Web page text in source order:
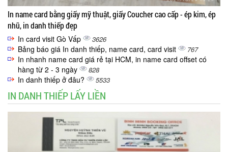
In name card bằng giấy mỹ thuật, giấy Coucher cao cấp - ép kim, ép
nhũ, in danh thiếp đẹp
In card visit Gò Vấp 3626
Bảng báo giá In danh thiếp, name card, card visit 767
In nhanh name card giá rẻ tại HCM, in name card offset có
hàng từ 2 - 3 ngày
828
In danh thiếp ở đâu? 5533
IN DANH THIẾP LẤY LIỀN